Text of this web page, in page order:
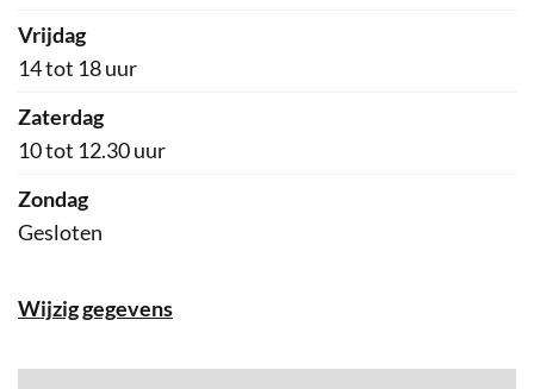
vrijdag
14tot 18uur
zaterdag
10tot 12.30uur
zondag
Gesloten
Wijzig gegevens